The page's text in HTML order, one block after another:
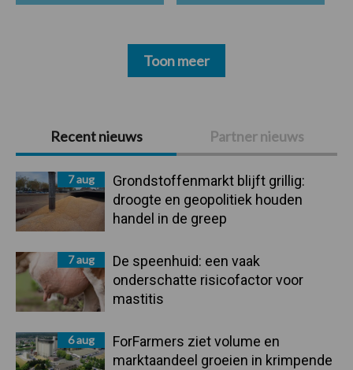
Primaire
Sidebar
Recent nieuws Partner nieuws
7 aug
Grondstoffenmarkt blijft grillig:
droogte en geopolitiek houden
handel in de greep
7 aug
De speenhuid: een vaak
onderschatte risicofactor voor
mastitis
6 aug
ForFarmers ziet volume en
marktaandeel groeien in krimpende
Toon meer